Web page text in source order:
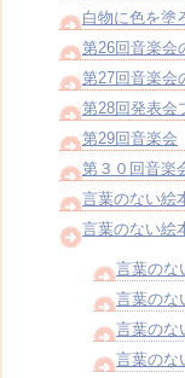
白物に色を塗
第26回音楽会
第27回音楽会
第28回発表会
第29回音楽会
第３０回音楽
言葉のない絵
言葉のない絵
言葉のな
言葉のな
言葉のな
言葉のな